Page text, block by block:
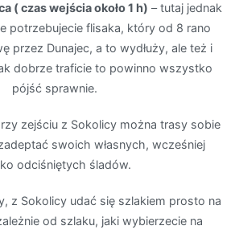
( czas wejścia około 1 h) – tutaj jednak
potrzebujecie flisaka, który od 8 rano
przez Dunajec, a to wydłuży, ale też i
dobrze traficie to powinno wszystko
pójść sprawnie.
zejściu z Sokolicy można trasy sobie
swoich własnych, wcześniej
odciśniętych śladów.
z Sokolicy udać się szlakiem prosto na
od szlaku, jaki wybierzecie na